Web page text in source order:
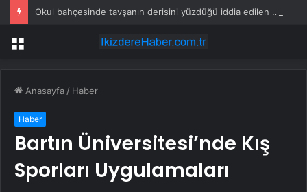
Okul bahçesinde tavşanın derisini yüzdüğü iddia edilen şüpheli gözaltına alındı
Menü
Anasayfa / Haber
Haber
Bartın Üniversitesi’nde Kış
Sporları Uygulamaları